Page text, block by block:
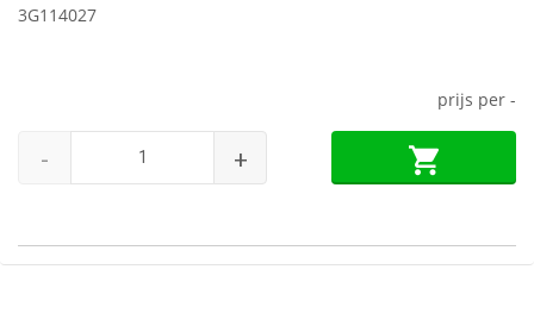
3G114027
prijs per -
- +